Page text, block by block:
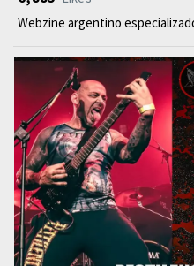
Webzine argentino